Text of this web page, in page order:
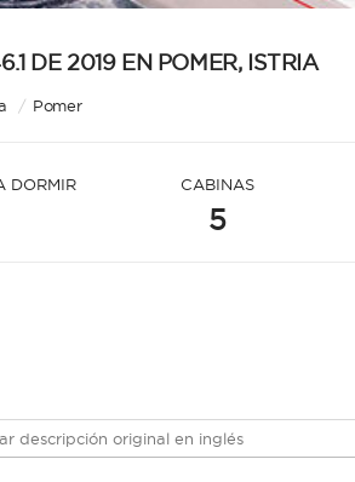
DE 2019 EN POMER, ISTRIA
/ Pomer
DORMIR CABINAS
5
descripción original en inglés